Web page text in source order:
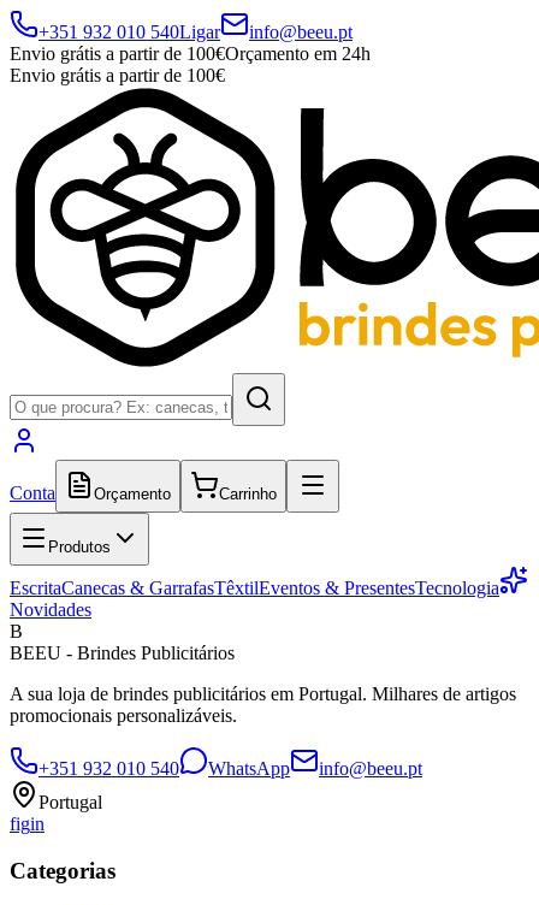
+351 932 010 540Ligar
info@beeu.pt
Envio grátis a partir de 100€Orçamento em 24h
Envio grátis a partir de 100€
Conta Orçamento Carrinho
Produtos
EscritaCanecas & GarrafasTêxtilEventos & PresentesTecnologia
Novidades
B
BEEU - Brindes Publicitários
A sua loja de brindes publicitários em Portugal. Milhares de artigos
promocionais personalizáveis.
+351 932 010 540 WhatsApp
info@beeu.pt
Portugal
figin
Categorias